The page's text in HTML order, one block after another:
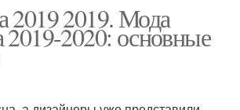
2019 2019. Мода
2019-2020: основные